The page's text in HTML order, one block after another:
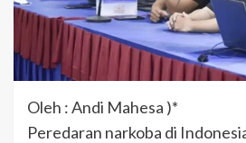
Oleh : Andi Mahesa )*
Peredaran narkoba di